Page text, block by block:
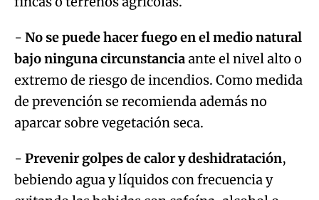
- No se puede hacer fuego en el medio natural
bajo ninguna circunstanciaante el nivel alto o
extremo de riesgo de incendios. Como medida
de prevención se recomienda además no
aparcar sobre vegetación seca.
- Prevenir golpes de calor y deshidratación,
bebiendo agua y líquidos con frecuencia y